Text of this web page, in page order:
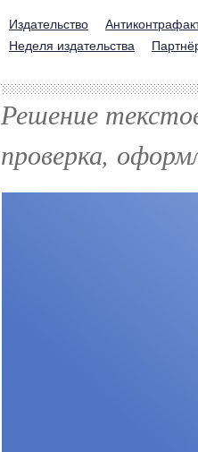
Издательство
Неделя издательства
Решение
проверка,